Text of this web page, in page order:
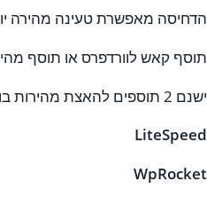
הדחיסה מאפשרת טעינה מהירה
תוסף קאש לוורדפרס או תוסף
ישנם 2 תוספים להאצת מהירות בוורדפרס פופולארים כיום:
LiteSpeed
WpRocket